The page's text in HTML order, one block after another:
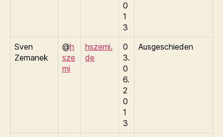
0
1
3
Sven
Zemanek
@h
sze
mi
hszemi.
de
0
3.
0
6.
2
0
1
3
Ausgeschieden